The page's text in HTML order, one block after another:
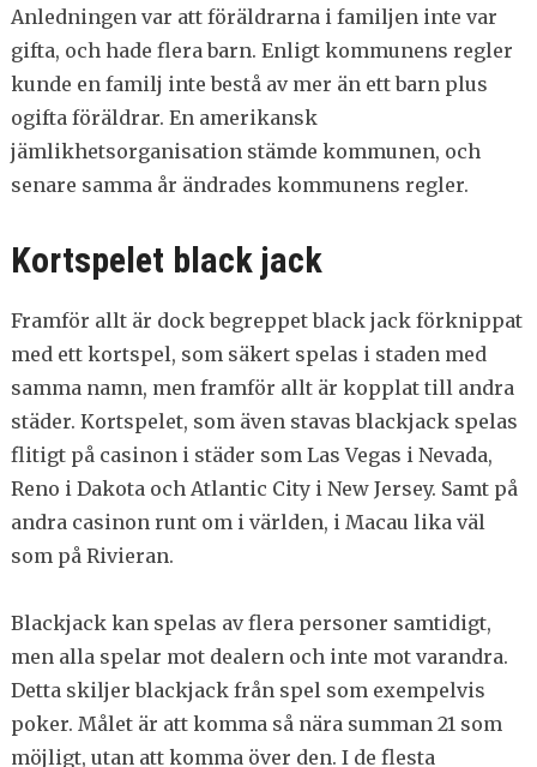
Anledningen var att föräldrarna i familjen inte var
gifta, och hade flera barn. Enligt kommunens regler
kunde en familj inte bestå av mer än ett barn plus
ogifta föräldrar. En amerikansk
jämlikhetsorganisation stämde kommunen, och
senare samma år ändrades kommunens regler.
Kortspelet black jack
Framför allt är dock begreppet black jack förknippat
med ett kortspel, som säkert spelas i staden med
samma namn, men framför allt är kopplat till andra
städer. Kortspelet, som även stavas blackjack spelas
flitigt på casinon i städer som Las Vegas i Nevada,
Reno i Dakota och Atlantic City i New Jersey. Samt på
andra casinon runt om i världen, i Macau lika väl
som på Rivieran.
Blackjack kan spelas av flera personer samtidigt,
men alla spelar mot dealern och inte mot varandra.
Detta skiljer blackjack från spel som exempelvis
poker. Målet är att komma så nära summan 21 som
möjligt, utan att komma över den. I de flesta